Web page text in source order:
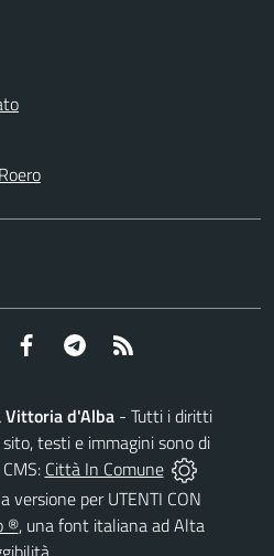
Facebook Telegram
Vittoria d'Alba - Tutti i diritti
testi e immagini sono di
Città In Comune
versione per UTENTI CON
®, una font italiana ad Alta